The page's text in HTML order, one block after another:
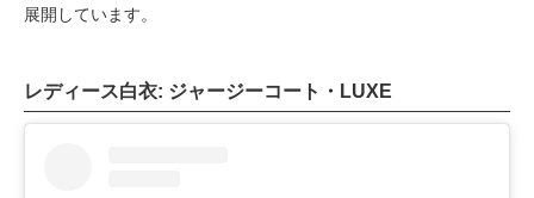
展開しています。
レディース白衣: ジャージーコート・LUXE